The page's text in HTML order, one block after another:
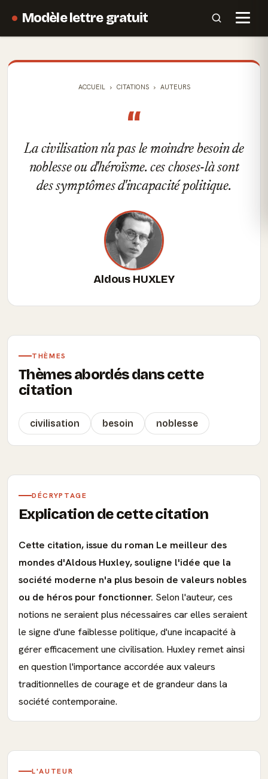
Modèle lettre gratuit
ACCUEIL CITATIONS AUTEURS
“
La civilisation n'a pas le moindre besoin de
noblesse ou d'héroïsme. ces choses-là sont
des symptômes d'incapacité politique.
Aldous HUXLEY
THÈMES
Thèmes abordés dans cette
citation
civilisation besoin noblesse
DÉCRYPTAGE
Explication de cette citation
Cette citation, issue du roman Le meilleur des
mondes d'Aldous Huxley, souligne l'idée que la
société moderne n'a plus besoin de valeurs nobles
ou de héros pour fonctionner. Selon l'auteur, ces
notions ne seraient plus nécessaires car elles seraient
le signe d'une faiblesse politique, d'une incapacité à
gérer efficacement une civilisation. Huxley remet ainsi
en question l'importance accordée aux valeurs
traditionnelles de courage et de grandeur dans la
société contemporaine.
L'AUTEUR